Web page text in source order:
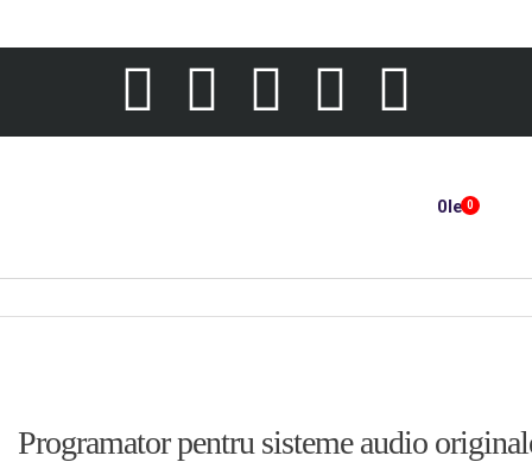
0lei0
Programator pentru sisteme audio